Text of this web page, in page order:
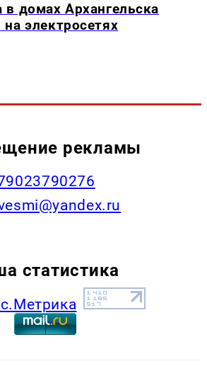
в домах Архангельска
электросетях
рекламы
статистика